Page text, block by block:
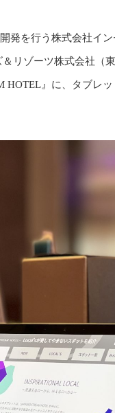
発を行う株式会社イ
リゾーツ株式会社（
HOTEL』に、タブレ